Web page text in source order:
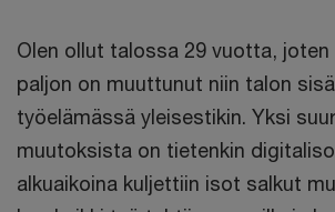
Olen ollut talossa 29 vuotta,
paljon on muuttunut niin talon
työelämässä yleisestikin. Yksi
muutoksista on tietenkin
alkuaikoina kuljettiin isot salkut